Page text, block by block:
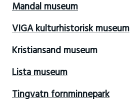
Mandal museum
VIGA kulturhistorisk museum
Kristiansand museum
Lista museum
Tingvatn fornminnepark